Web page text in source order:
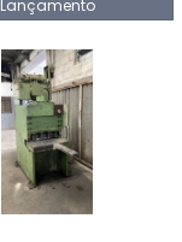
Lançamento